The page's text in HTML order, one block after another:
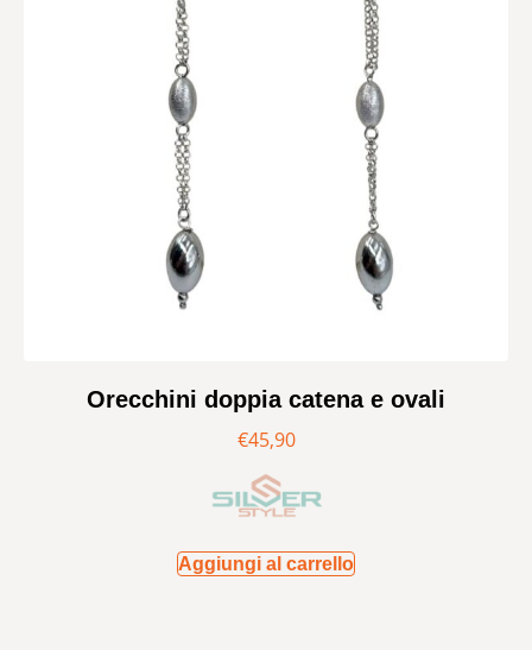
Orecchini doppia catena e ovali
€45,90
Aggiungi al carrello